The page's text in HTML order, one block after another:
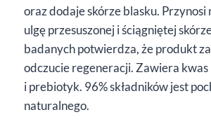
oraz dodaje skórze blasku.
ulgę przesuszonej i ściągniętej
badanych potwierdza, że produkt
odczucie regeneracji. Zawiera
i prebiotyk. 96% składników jest
naturalnego.